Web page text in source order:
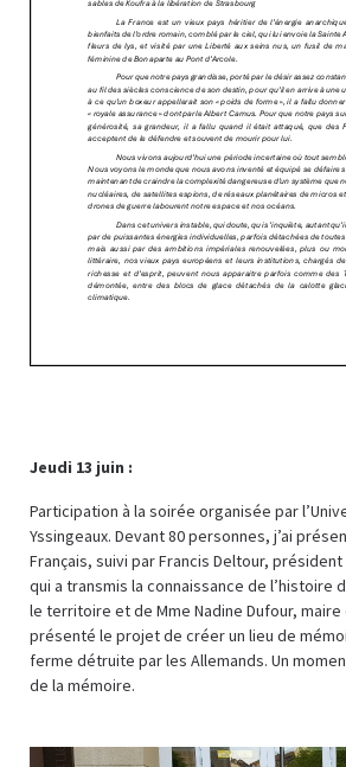
Jeudi 13 juin :
Participation à la soirée organisée par
Yssingeaux. Devant 80 personnes, j’ai
Français, suivi par Francis Deltour,
qui a transmis la connaissance de l’histoire
le territoire et de Mme Nadine Dufour, maire
présenté le projet de créer un lieu de
ferme détruite par les Allemands. Un
de la mémoire.